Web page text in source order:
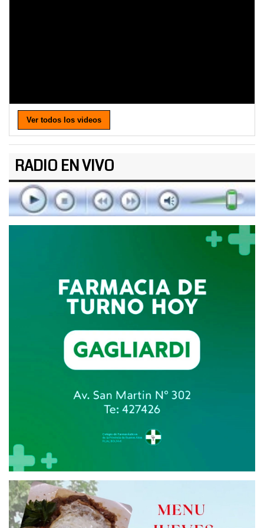
Ver todos los videos
RADIO EN VIVO